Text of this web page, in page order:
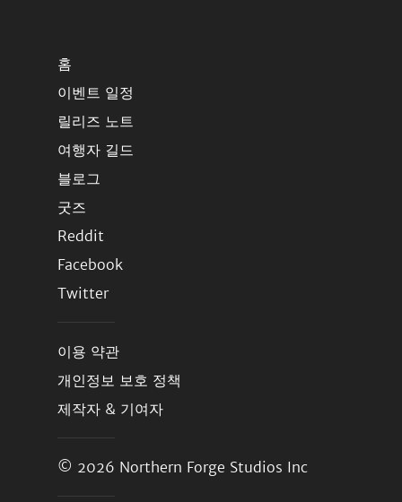
홈
이벤트 일정
릴리즈 노트
여행자 길드
블로그
굿즈
Reddit
Facebook
Twitter
이용 약관
개인정보 보호 정책
제작자 & 기여자
© 2026 Northern Forge Studios Inc